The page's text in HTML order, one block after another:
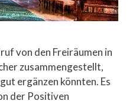
von den Freiräumen in
zusammengestellt,
ergänzen könnten. Es
der Positiven